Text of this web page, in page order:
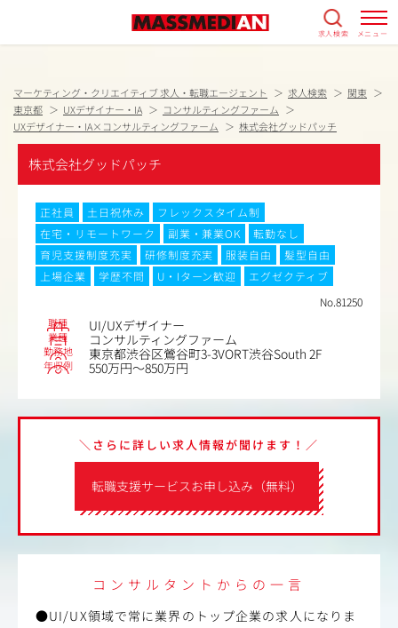
求人検索 メニュー
マーケティング・クリエイティブ 求人・転職エージェント 求人検索
関東
東京都
UXデザイナー・IA
コンサルティングファーム
UXデザイナー・IA×コンサルティングファーム
株式会社グッドパッチ
株式会社グッドパッチ
正社員 土日祝休み
フレックスタイム制
在宅・リモートワーク
副業・兼業OK
転勤なし
育児支援制度充実
研修制度充実 服装自由
髪型自由
上場企業
学歴不問 U・Iターン歓迎
エグゼクティブ
No.81250
職種 UI/UXデザイナー
業種 コンサルティングファーム
勤務地 東京都渋谷区鶯谷町3-3VORT渋谷South 2F
年収例 550万円～850万円
転職支援サービスお申し込み（無料）
＼さらに詳しい求人情報が聞けます！／
コンサルタントからの一言
●UI/UX領域で常に業界のトップ企業の求人になりま